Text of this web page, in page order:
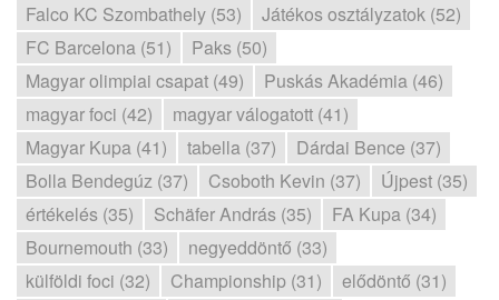
Falco KC Szombathely (53)
Játékos osztályzatok (52)
FC Barcelona (51)
Paks (50)
Magyar olimpiai csapat (49)
Puskás Akadémia (46)
magyar foci (42)
magyar válogatott (41)
Magyar Kupa (41)
tabella (37)
Dárdai Bence (37)
Bolla Bendegúz (37)
Csoboth Kevin (37)
Újpest (35)
értékelés (35)
Schäfer András (35)
FA Kupa (34)
Bournemouth (33)
negyeddöntő (33)
külföldi foci (32)
Championship (31)
elődöntő (31)